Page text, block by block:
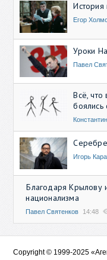
История
Егор
Уроки
Павел
Всё, что
боялись
Игорь
Благодаря Крылову
национализма
Павел Святенков 14:48
Copyright © 1999-2025